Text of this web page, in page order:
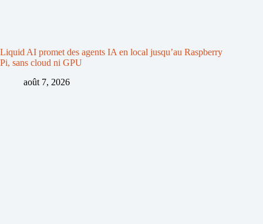
Liquid AI promet des agents IA en local jusqu’au Raspberry
Pi, sans cloud ni GPU
août 7, 2026